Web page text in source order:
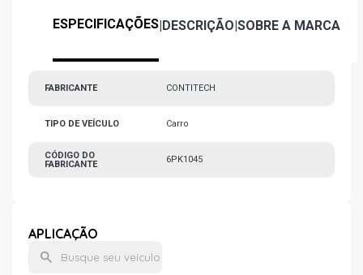
ESPECIFICAÇÕES|DESCRIÇÃO|SOBRE A MARCA
FABRICANTE CONTITECH
TIPO DE VEÍCULO Carro
CÓDIGO DO
FABRICANTE
6PK1045
APLICAÇÃO